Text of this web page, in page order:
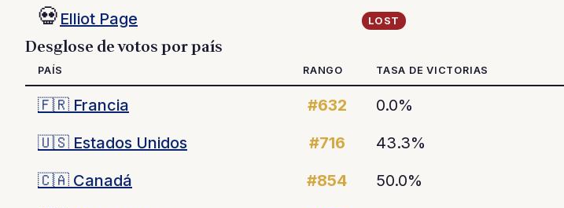
💀 Elliot Page LOST
Desglose de votos por país
PAÍS RANGO TASA DE VICTORIAS
🇫🇷 Francia #632 0.0%
🇺🇸 Estados Unidos #716 43.3%
🇨🇦 Canadá #854 50.0%